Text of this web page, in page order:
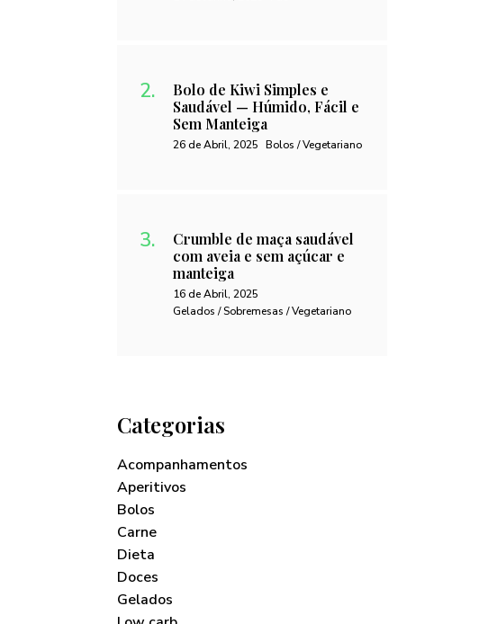
Bolo de Kiwi Simples e
Saudável — Húmido, Fácil e
Sem Manteiga
26 de Abril, 2025 Bolos / Vegetariano
Crumble de maça saudável
com aveia e sem açúcar e
manteiga
16 de Abril, 2025
Gelados / Sobremesas / Vegetariano
Categorias
Acompanhamentos
Aperitivos
Bolos
Carne
Dieta
Doces
Gelados